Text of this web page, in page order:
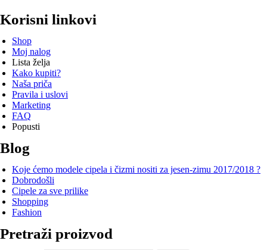
Korisni linkovi
Shop
Moj nalog
Lista želja
Kako kupiti?
Naša priča
Pravila i uslovi
Marketing
FAQ
Popusti
Blog
Koje ćemo modele cipela i čizmi nositi za jesen-zimu 2017/2018 ?
Dobrodošli
Cipele za sve prilike
Shopping
Fashion
Pretraži proizvod